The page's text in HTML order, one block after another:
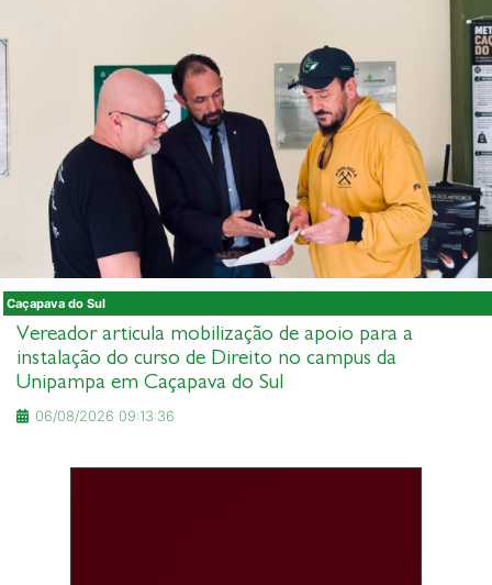
Caçapava do Sul
Vereador articula mobilização de apoio para a
instalação do curso de Direito no campus da
Unipampa em Caçapava do Sul
06/08/2026 09:13:36